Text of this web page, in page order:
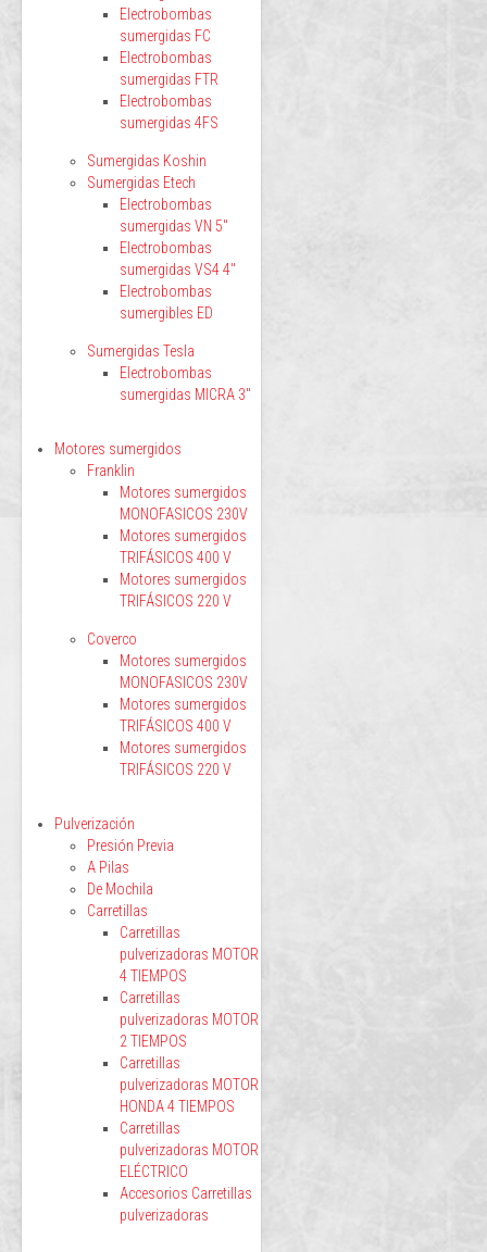
Electrobombas
sumergidas FC
Electrobombas
sumergidas FTR
Electrobombas
sumergidas 4FS
Sumergidas Koshin
Sumergidas Etech
Electrobombas
sumergidas VN 5"
Electrobombas
sumergidas VS4 4"
Electrobombas
sumergibles ED
Sumergidas Tesla
Electrobombas
sumergidas MICRA 3"
Motores sumergidos
Franklin
Motores sumergidos
MONOFASICOS 230V
Motores sumergidos
TRIFÁSICOS 400 V
Motores sumergidos
TRIFÁSICOS 220 V
Coverco
Motores sumergidos
MONOFASICOS 230V
Motores sumergidos
TRIFÁSICOS 400 V
Motores sumergidos
TRIFÁSICOS 220 V
Pulverización
Presión Previa
A Pilas
De Mochila
Carretillas
Carretillas
pulverizadoras MOTOR
4 TIEMPOS
Carretillas
pulverizadoras MOTOR
2 TIEMPOS
Carretillas
pulverizadoras MOTOR
HONDA 4 TIEMPOS
Carretillas
pulverizadoras MOTOR
ELÉCTRICO
Accesorios Carretillas
pulverizadoras